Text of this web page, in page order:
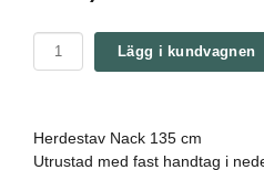
Lägg i kundvagnen
Herdestav Nack 135 cm
Utrustad med fast handtag i